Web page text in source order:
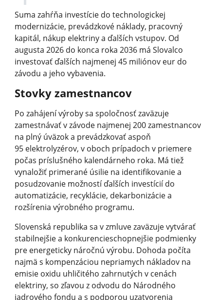
Suma zahŕňa investície do technologickej
modernizácie, prevádzkové náklady, pracovný
kapitál, nákup elektriny a ďalších vstupov. Od
augusta 2026 do konca roka 2036 má Slovalco
investovať ďalších najmenej 45 miliónov eur do
závodu a jeho vybavenia.
Stovky zamestnancov
Po zahájení výroby sa spoločnosť zaväzuje
zamestnávať v závode najmenej 200 zamestnancov
na plný úväzok a prevádzkovať aspoň
95 elektrolyzérov, v oboch prípadoch v priemere
počas príslušného kalendárneho roka. Má tiež
vynaložiť primerané úsilie na identifikovanie a
posudzovanie možností ďalších investícií do
automatizácie, recyklácie, dekarbonizácie a
rozšírenia výrobného programu.
Slovenská republika sa v zmluve zaväzuje vytvárať
stabilnejšie a konkurencieschop­nejšie podmienky
pre energeticky náročnú výrobu. Dohoda počíta
najmä s kompenzáciou nepriamych nákladov na
emisie oxidu uhličitého zahrnutých v cenách
elektriny, so zľavou z odvodu do Národného
jadrového fondu a s podporou uzatvorenia